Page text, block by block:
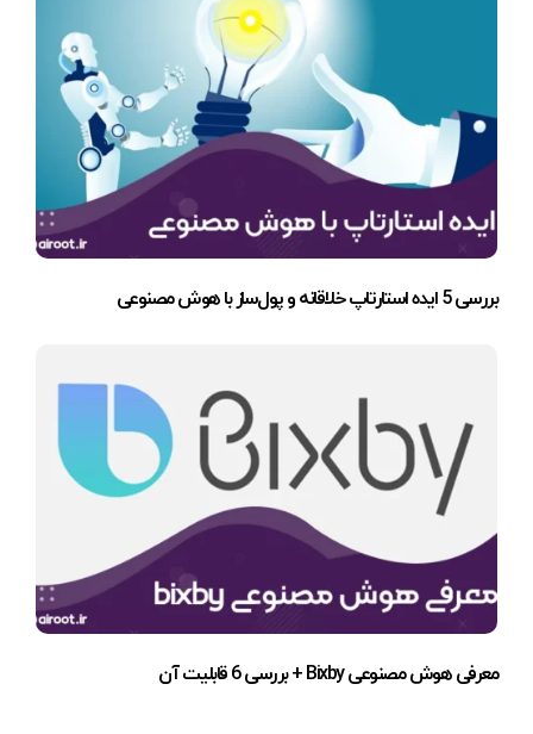
بررسی 5 ایده استارتاپ خلاقانه و پول‌ساز با هوش مصنوعی
معرفی هوش مصنوعی Bixby + بررسی 6 قابلیت آن